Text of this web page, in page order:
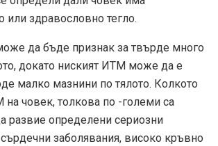
или здравословно тегло.
да бъде признак за твърде много
докато ниският ИТМ може да е
малко мазнини по тялото. Колкото
човек, толкова по -големи са
развие определени сериозни
сърдечни заболявания, високо кръвно